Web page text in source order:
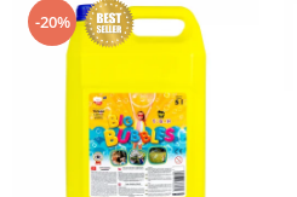
-20%